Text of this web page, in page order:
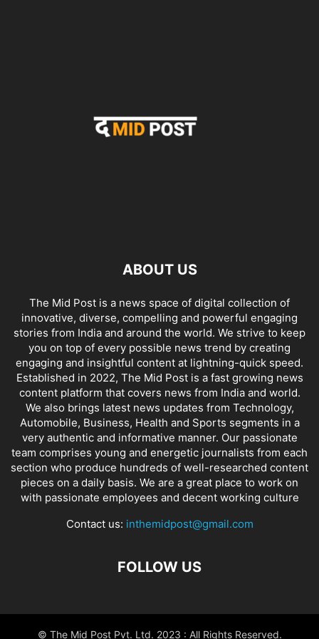
ABOUT US
The Mid Post is a news space of digital collection of
innovative, diverse, compelling and powerful engaging
stories from India and around the world. We strive to keep
you on top of every possible news trend by creating
engaging and insightful content at lightning-quick speed.
Established in 2022, The Mid Post is a fast growing news
content platform that covers news from India and world.
We also brings latest news updates from Technology,
Automobile, Business, Health and Sports segments in a
very authentic and informative manner. Our passionate
team comprises young and energetic journalists from each
section who produce hundreds of well-researched content
pieces on a daily basis. We are a great place to work on
with passionate employees and decent working culture
Contact us: inthemidpost@gmail.com
FOLLOW US
© The Mid Post Pvt. Ltd. 2023 : All Rights Reserved.